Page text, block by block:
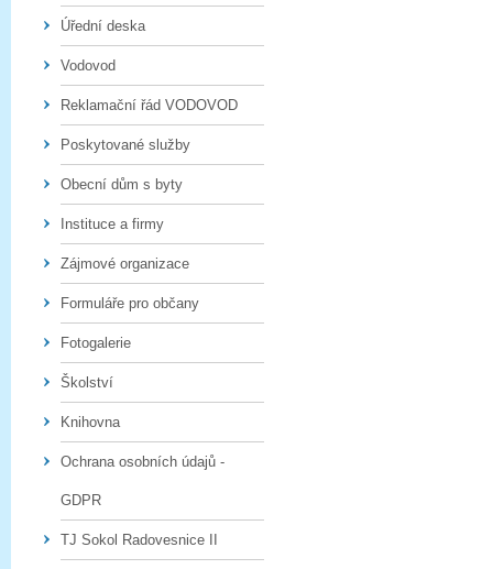
Úřední deska
Vodovod
Reklamační řád VODOVOD
Poskytované služby
Obecní dům s byty
Instituce a firmy
Zájmové organizace
Formuláře pro občany
Fotogalerie
Školství
Knihovna
Ochrana osobních údajů -
GDPR
TJ Sokol Radovesnice II